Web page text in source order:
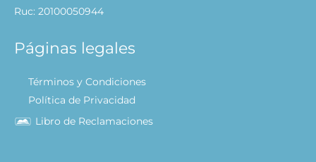
Ruc: 20100050944
Páginas legales
Términos y Condiciones
Política de Privacidad
Libro de Reclamaciones